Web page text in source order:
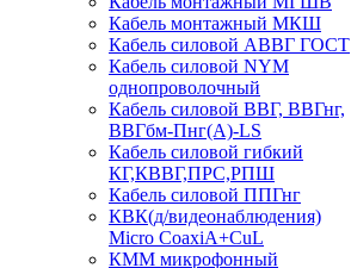
Кабель монтажный МКШ
Кабель силовой АВВГ ГОСТ
Кабель силовой NYM
однопроволочный
Кабель силовой ВВГ, ВВГнг,
ВВГбм-Пнг(А)-LS
Кабель силовой гибкий
КГ,КВВГ,ПРС,РПШ
Кабель силовой ППГнг
КВК(д/видеонаблюдения)
Micro CoaxiA+CuL
КММ микрофонный